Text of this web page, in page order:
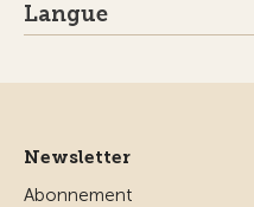
Langue
Newsletter
Abonnement